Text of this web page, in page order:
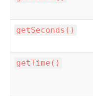
getSeconds()
getTime()